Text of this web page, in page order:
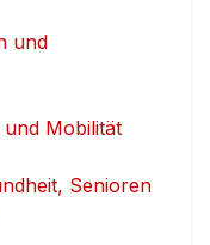
und
Mobilität
Senioren